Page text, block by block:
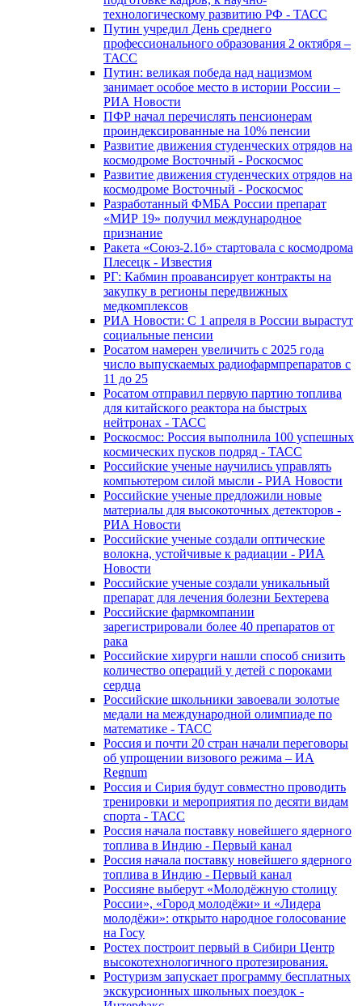
технологическому развитию РФ - ТАСС
Путин учредил День среднего
профессионального образования 2 октября –
ТАСС
Путин: великая победа над нацизмом
занимает особое место в истории России –
РИА Новости
ПФР начал перечислять пенсионерам
проиндексированные на 10% пенсии
Развитие движения студенческих отрядов на
космодроме Восточный - Роскосмос
Развитие движения студенческих отрядов на
космодроме Восточный - Роскосмос
Разработанный ФМБА России препарат
«МИР 19» получил международное
признание
Ракета «Союз-2.1б» стартовала с космодрома
Плесецк - Известия
РГ: Кабмин проавансирует контракты на
закупку в регионы передвижных
медкомплексов
РИА Новости: С 1 апреля в России вырастут
социальные пенсии
Росатом намерен увеличить с 2025 года
число выпускаемых радиофармпрепаратов с
11 до 25
Росатом отправил первую партию топлива
для китайского реактора на быстрых
нейтронах - ТАСС
Роскосмос: Россия выполнила 100 успешных
космических пусков подряд - ТАСС
Российские ученые научились управлять
компьютером силой мысли - РИА Новости
Российские ученые предложили новые
материалы для высокоточных детекторов -
РИА Новости
Российские ученые создали оптические
волокна, устойчивые к радиации - РИА
Новости
Российские ученые создали уникальный
препарат для лечения болезни Бехтерева
Российские фармкомпании
зарегистрировали более 40 препаратов от
рака
Российские хирурги нашли способ снизить
количество операций у детей с пороками
сердца
Российские школьники завоевали золотые
медали на международной олимпиаде по
математике - ТАСС
Россия и почти 20 стран начали переговоры
об упрощении визового режима – ИА
Regnum
Россия и Сирия будут совместно проводить
тренировки и мероприятия по десяти видам
спорта - ТАСС
Россия начала поставку новейшего ядерного
топлива в Индию - Первый канал
Россия начала поставку новейшего ядерного
топлива в Индию - Первый канал
Россияне выберут «Молодёжную столицу
России», «Город молодёжи» и «Лидера
молодёжи»: открыто народное голосование
на Госу
Ростех построит первый в Сибири Центр
высокотехнологичного протезирования.
Ростуризм запускает программу бесплатных
экскурсионных школьных поездок -